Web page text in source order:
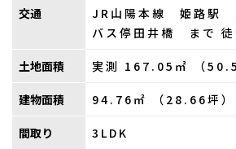
交通
JR山陽本線 姫路駅
バス停田井橋 まで
土地面積 実測 167.05㎡ （
建物面積 94.76㎡ （28.66坪）
間取り 3LDK